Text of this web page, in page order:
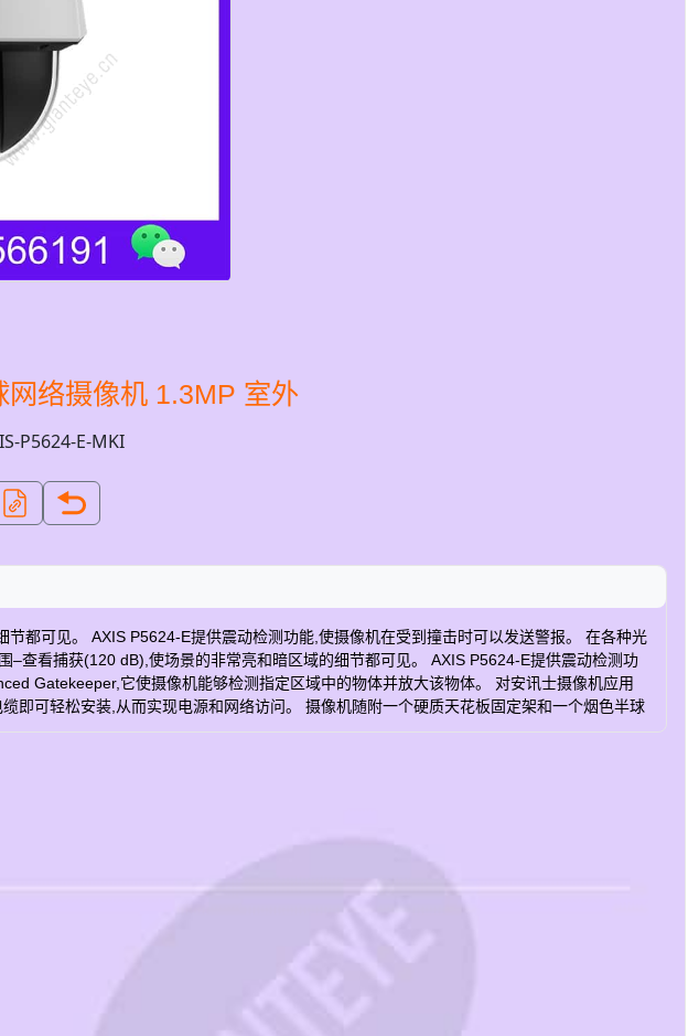
络摄像机 1.3MP 室外
P5624-E-MKI
都可见。 AXIS P5624-E提供震动检测功能,使摄像机在受到撞击时可以发送警报。 在各种光
查看捕获(120 dB),使场景的非常亮和暗区域的细节都可见。 AXIS P5624-E提供震动检测功
Gatekeeper,它使摄像机能够检测指定区域中的物体并放大该物体。 对安讯士摄像机应用
即可轻松安装,从而实现电源和网络访问。 摄像机随附一个硬质天花板固定架和一个烟色半球